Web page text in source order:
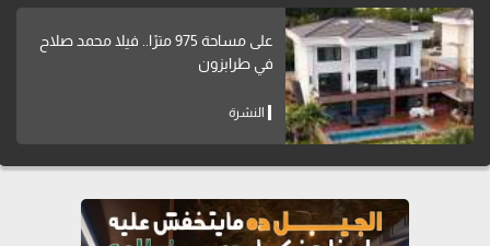
على مساحة 975 مترًا.. فيلا محمد صلاح
في طرابزون
النشرة